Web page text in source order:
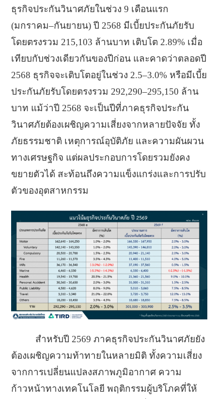
ธุรกิจประกันวินาศภัยในช่วง 9 เดือนแรก
(มกราคม–กันยายน) ปี 2568 มีเบี้ยประกันภัยรับ
โดยตรงรวม 215,103 ล้านบาท เติบโต 2.89% เมื่อ
เทียบกับช่วงเดียวกันของปีก่อน และคาดว่าตลอดปี
2568 ธุรกิจจะเติบโตอยู่ในช่วง 2.5–3.0% หรือมีเบี้ย
ประกันภัยรับโดยตรงรวม 292,290–295,150 ล้าน
บาท แม้ว่าปี 2568 จะเป็นปีที่ภาคธุรกิจประกัน
วินาศภัยต้องเผชิญความเสี่ยงจากหลายปัจจัย ทั้ง
ภัยธรรมชาติ เหตุการณ์อุบัติภัย และความผันผวน
ทางเศรษฐกิจ แต่ผลประกอบการโดยรวมยังคง
ขยายตัวได้ สะท้อนถึงความแข็งแกร่งและการปรับ
ตัวของอุตสาหกรรม
สำหรับปี 2569 ภาคธุรกิจประกันวินาศภัยยัง
ต้องเผชิญความท้าทายในหลายมิติ ทั้งความเสี่ยง
จากการเปลี่ยนแปลงสภาพภูมิอากาศ ความ
ก้าวหน้าทางเทคโนโลยี พฤติกรรมผู้บริโภคที่ให้